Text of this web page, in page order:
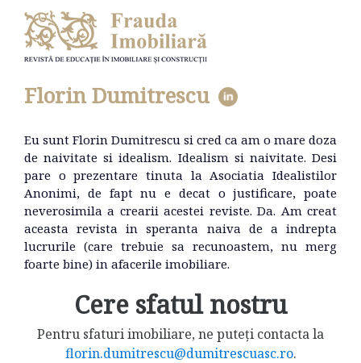
Florin Dumitrescu
Eu sunt Florin Dumitrescu si cred ca am o mare doza
de naivitate si idealism. Idealism si naivitate. Desi
pare o prezentare tinuta la Asociatia Idealistilor
Anonimi, de fapt nu e decat o justificare, poate
neverosimila a crearii acestei reviste. Da. Am creat
aceasta revista in speranta naiva de a indrepta
lucrurile (care trebuie sa recunoastem, nu merg
foarte bine) in afacerile imobiliare.
Cere sfatul nostru
Pentru sfaturi imobiliare, ne puteți contacta la
florin.dumitrescu@dumitrescuasc.ro.